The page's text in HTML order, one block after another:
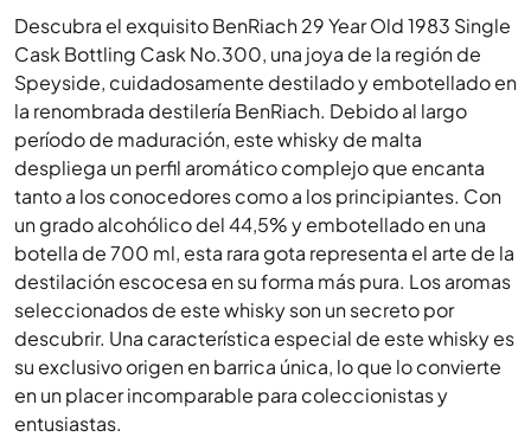
Descubra el exquisito BenRiach 29 Year Old 1983 Single
Cask Bottling Cask No.300, una joya de la región de
Speyside, cuidadosamente destilado y embotellado en
la renombrada destilería BenRiach. Debido al largo
período de maduración, este whisky de malta
despliega un perfil aromático complejo que encanta
tanto a los conocedores como a los principiantes. Con
un grado alcohólico del 44,5% y embotellado en una
botella de 700 ml, esta rara gota representa el arte de la
destilación escocesa en su forma más pura. Los aromas
seleccionados de este whisky son un secreto por
descubrir. Una característica especial de este whisky es
su exclusivo origen en barrica única, lo que lo convierte
en un placer incomparable para coleccionistas y
entusiastas.